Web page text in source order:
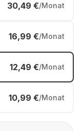
30,49 €/Monat
16,99 €/Monat
12,49 €/Monat
10,99 €/Monat